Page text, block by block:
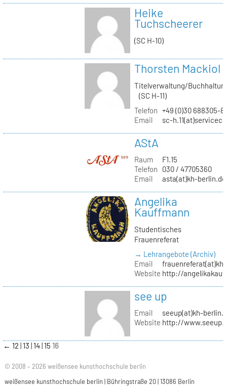
Heike
Tuchscheerer
(SC H-10)
Thorsten Mackiol
Titelverwaltung/
(SC H-11)
Telefon +49 (0)30 688305-
Email
sc-
AStA
Raum
F1.15
Telefon
030 / 47705360
Email
asta(at)kh-berlin.de
Angelika
Kauffmann
Studentisches
Frauenreferat
→ Lehrangebote (Archiv)
Email
Website http://
see up
Email
seeup(at)kh-
Website http://
← 12 13 14 15 16
© 2008 – 2026 weißensee kunsthochschule berlin
weißensee kunsthochschule berlin | Bühringstraße 20 | 13086 Berlin